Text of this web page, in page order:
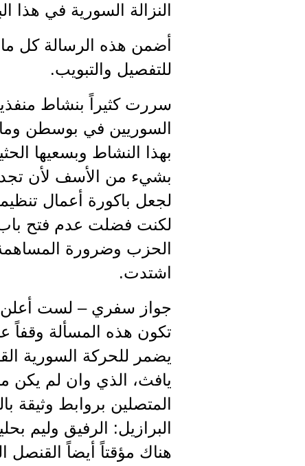
النزالة السورية في هذا
أضمن هذه الرسالة كل ما
للتفصيل والتبويب.
سررت كثيراً بنشاط
السوريين في بوسطن وما
بهذا النشاط وبسعيها
بشيء من الأسف لأن
لجعل باكورة أعمال
لكنت فضلت عدم فتح باب
الحزب وضرورة
اشتدت.
جواز سفري – لست أعلن
تكون هذه المسألة وقفاً
يضمر للحركة السورية
يافث، الذي وان لم يكن
المتصلين بروابط وثيقة
البرازيل: الرفيق وليم
هناك مؤقتاً أيضاً